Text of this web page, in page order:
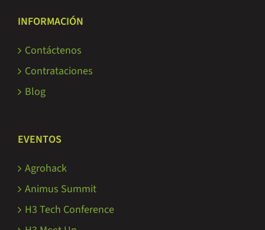
INFORMACIÓN
Contáctenos
Contrataciones
Blog
EVENTOS
Agrohack
Animus Summit
H3 Tech Conference